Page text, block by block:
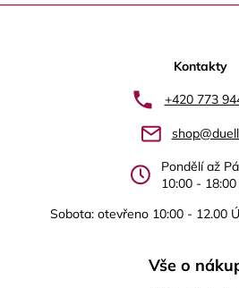
Z
Kontakty
+420 773
Pondělí až
10:00 -
Sobota: otevřeno 10:00 - 12.00
Vše o